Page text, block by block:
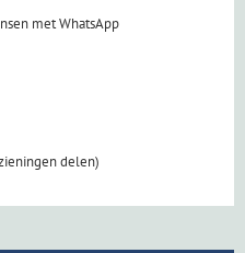
met WhatsApp
delen)